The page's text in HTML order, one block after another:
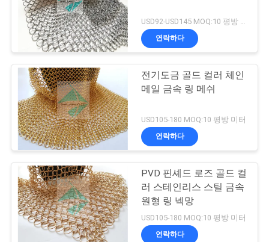
USD92-USD145 MOQ:10 평방 미터
연락하다
전기도금 골드 컬러 체인
메일 금속 링 메쉬
USD105-180 MOQ:10 평방 미터
연락하다
PVD 핀셰드 로즈 골드 컬
러 스테인리스 스틸 금속
원형 링 넥망
USD105-180 MOQ:10 평방 미터
연락하다